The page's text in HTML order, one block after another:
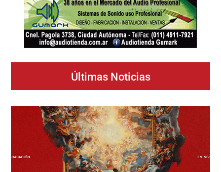
Últimas Noticias